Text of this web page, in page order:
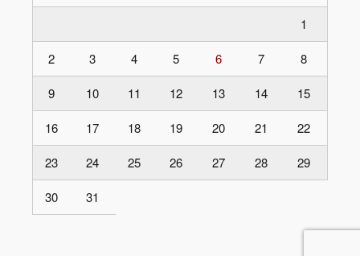
1
2 3 4 5 6 7 8
9 10 11 12 13 14 15
16 17 18 19 20 21 22
23 24 25 26 27 28 29
30 31